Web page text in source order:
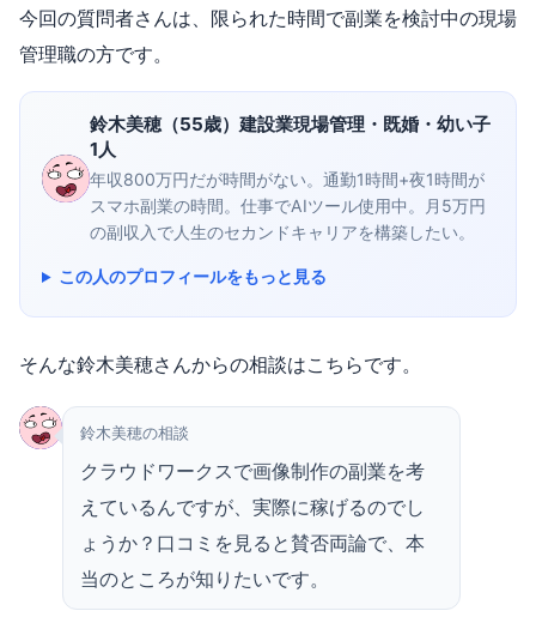
今回の質問者さんは、限られた時間で副業を検討中の現場
管理職の方です。
鈴木美穂（55歳）建設業現場管理・既婚・幼い子
1人
年収800万円だが時間がない。通勤1時間+夜1時間が
スマホ副業の時間。仕事でAIツール使用中。月5万円
の副収入で人生のセカンドキャリアを構築したい。
この人のプロフィールをもっと見る
そんな鈴木美穂さんからの相談はこちらです。
鈴木美穂の相談
クラウドワークスで画像制作の副業を考
えているんですが、実際に稼げるのでし
ょうか？口コミを見ると賛否両論で、本
当のところが知りたいです。